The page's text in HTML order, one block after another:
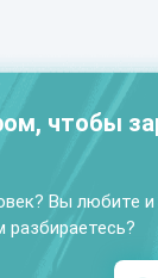
чтобы
Вы любите и